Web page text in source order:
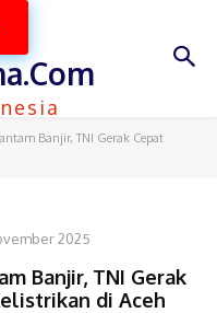
Banjir, TNI Gerak Cepat
2025
Banjir, TNI Gerak
di Aceh